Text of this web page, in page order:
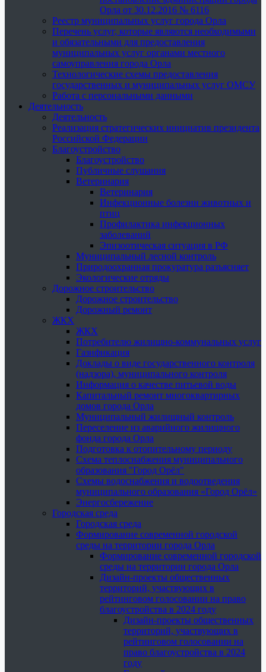
Орла от 30.12.2016 № 6116
Реестр муниципальных услуг города Орла
Перечень услуг, которые являются необходимыми
и обязательными для предоставления
муниципальных услуг органами местного
самоуправления города Орла
Технологические схемы предоставления
государственных и муниципальных услуг ОМСУ
Работа с персональными данными
Деятельность
Деятельность
Реализация стратегических инициатив президента
Российской Федерации
Благоустройство
Благоустройство
Публичные слушания
Ветеринария
Ветеринария
Инфекционные болезни животных и
птиц
Профилактика инфекционных
заболеваний
Эпизоотическая ситуация в РФ
Муниципальный лесной контроль
Природоохранная прокуратура разъясняет
Экологические отряды
Дорожное строительство
Дорожное строительство
Дорожный ремонт
ЖКХ
ЖКХ
Потребителю жилищно-коммунальных услуг
Газификация
Доклады о виде государственного контроля
(надзора), муниципального контроля
Информация о качестве питьевой воды
Капитальный ремонт многоквартирных
домов города Орла
Муниципальный жилищный контроль
Переселение из аварийного жилищного
фонда города Орла
Подготовка к отопительному периоду
Схема теплоснабжения муниципального
образования "Город Орёл"
Схемы водоснабжения и водоотведения
муниципального образования «Город Орёл»
Энергосбережение
Городская среда
Городская среда
Формирование современной городской
среды на территории города Орла
Формирование современной городской
среды на территории города Орла
Дизайн-проекты общественных
территорий, участвующих в
рейтинговом голосовании на право
благоустройства в 2024 году
Дизайн-проекты общественных
территорий, участвующих в
рейтинговом голосовании на
право благоустройства в 2024
году